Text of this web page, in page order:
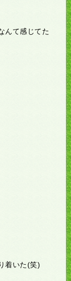
んて感じてた
着いた(笑)